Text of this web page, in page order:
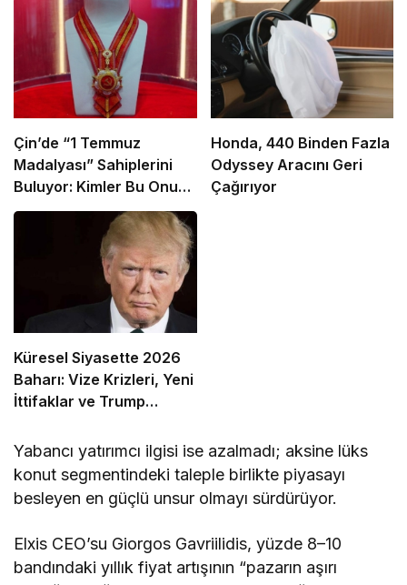
Çin’de “1 Temmuz
Madalyası” Sahiplerini
Buluyor: Kimler Bu Onura
Layık Görüldü?
Honda, 440 Binden Fazla
Odyssey Aracını Geri
Çağırıyor
Küresel Siyasette 2026
Baharı: Vize Krizleri, Yeni
İttifaklar ve Trump
Yabancı yatırımcı ilgisi ise azalmadı; aksine lüks
konut segmentindeki taleple birlikte piyasayı
besleyen en güçlü unsur olmayı sürdürüyor.
Elxis CEO’su Giorgos Gavriilidis, yüzde 8–10
bandındaki yıllık fiyat artışının “pazarın aşırı